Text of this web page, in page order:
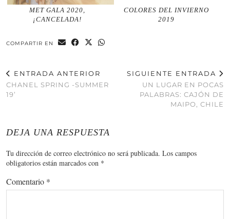
MET GALA 2020,
¡CANCELADA!
COLORES DEL INVIERNO
2019
COMPARTIR EN
ENTRADA ANTERIOR
CHANEL SPRING -SUMMER
19’
SIGUIENTE ENTRADA
UN LUGAR EN POCAS
PALABRAS : CAJÓN DE
MAIPO, CHILE
DEJA UNA RESPUESTA
Tu dirección de correo electrónico no será publicada. Los campos
obligatorios están marcados con *
Comentario *